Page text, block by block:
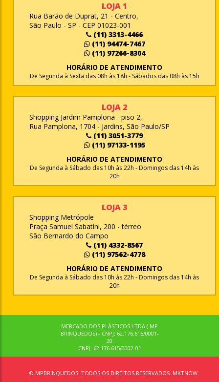
LOJA 1
Rua Barão de Duprat, 21 - Centro,
São Paulo - SP - CEP 01023-001
(11) 3313-4466
(11) 94474-7467
(11) 97266-8304
HORÁRIO DE ATENDIMENTO
De Segunda à Sexta das 08h às 18h - Sábados das 08h às 15h
LOJA 2
Shopping Jardim Pamplona - piso 2,
Rua Pamplona, 1704 - Jardins, São Paulo/SP
(11) 3051-3779
(11) 97133-1195
HORÁRIO DE ATENDIMENTO
De Segunda à Sábado das 10h às 22h - Domingos das 14h às
20h
LOJA 3
Shopping Metrópole
Praça Samuel Sabatini, 200 - térreo
São Bernardo do Campo
(11) 4332-8567
(11) 97562-4778
HORÁRIO DE ATENDIMENTO
De Segunda à Sábado das 10h às 22h - Domingos das 14h às
20h
MERCADO DOS PLÁSTICOS LTDA ( MP
BRINQUEDOS) - CNPJ: 62.176.615/0001-
20
CNPJ: 62.176.615/0002-01
© MPBRINQUEDOS. TODOS OS DIREITOS RESERVADOS. MKTNOW